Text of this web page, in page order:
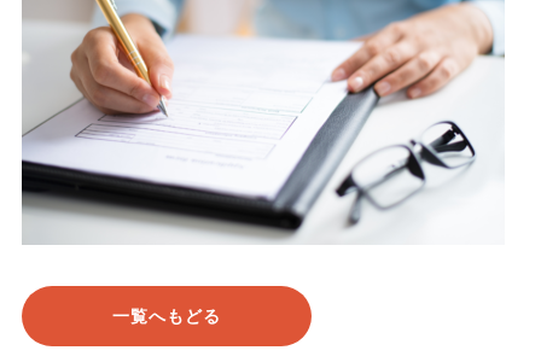
一覧へもどる